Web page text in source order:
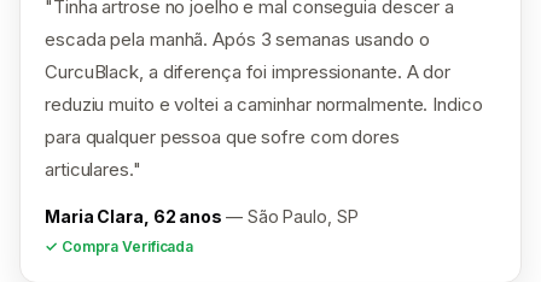
"Tinha artrose no joelho e mal conseguia descer a
escada pela manhã. Após 3 semanas usando o
CurcuBlack, a diferença foi impressionante. A dor
reduziu muito e voltei a caminhar normalmente. Indico
para qualquer pessoa que sofre com dores
articulares."
Maria Clara, 62 anos — São Paulo, SP
✓ Compra Verificada